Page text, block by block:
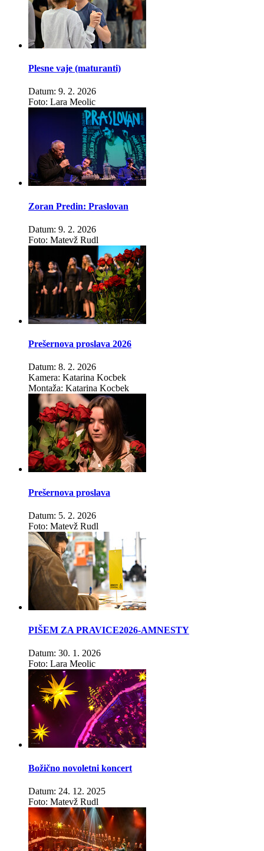
Plesne vaje (maturanti)
Datum: 9. 2. 2026
Foto: Lara Meolic
Zoran Predin: Praslovan
Datum: 9. 2. 2026
Foto: Matevž Rudl
Prešernova proslava 2026
Datum: 8. 2. 2026
Kamera: Katarina Kocbek
Montaža: Katarina Kocbek
Prešernova proslava
Datum: 5. 2. 2026
Foto: Matevž Rudl
PIŠEM ZA PRAVICE2026-AMNESTY
Datum: 30. 1. 2026
Foto: Lara Meolic
Božično novoletni koncert
Datum: 24. 12. 2025
Foto: Matevž Rudl